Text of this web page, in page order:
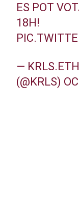
ES POT
18H!
—
(@KRLS)